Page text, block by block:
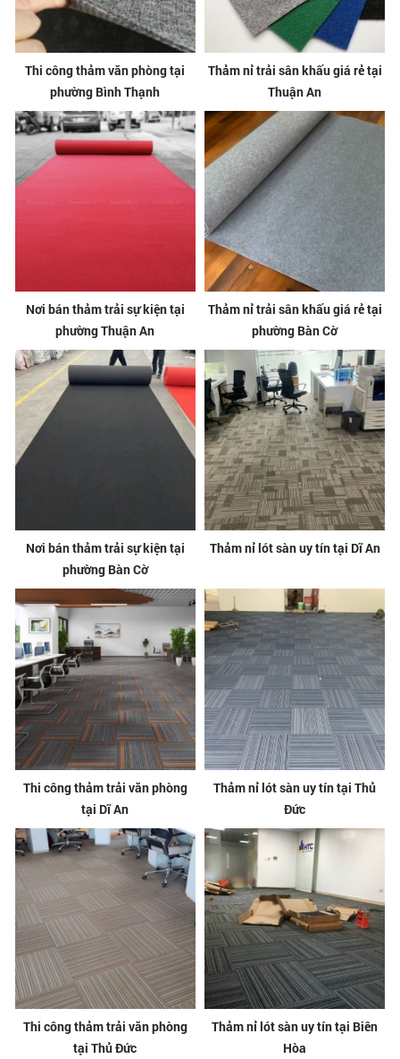
Thi công thảm văn phòng tại
phường Bình Thạnh
Thảm nỉ trải sân khấu giá rẻ tại
Thuận An
Nơi bán thảm trải sự kiện tại
phường Thuận An
Thảm nỉ trải sân khấu giá rẻ tại
phường Bàn Cờ
Nơi bán thảm trải sự kiện tại
phường Bàn Cờ
Thảm nỉ lót sàn uy tín tại Dĩ An
Thi công thảm trải văn phòng
tại Dĩ An
Thảm nỉ lót sàn uy tín tại Thủ
Đức
Thi công thảm trải văn phòng
tại Thủ Đức
Thảm nỉ lót sàn uy tín tại Biên
Hòa